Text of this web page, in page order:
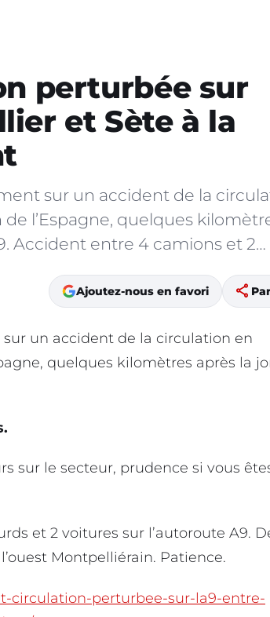
perturbée sur
et Sète à la
sur un accident de la
l’Espagne, quelques
Accident entre 4 camions et 2…
Ajoutez-nous en favori share
un accident de la circulation en
quelques kilomètres après la
sur le secteur, prudence si vous
et 2 voitures sur l’autoroute A9.
Montpelliérain. Patience.
circulation-perturbee-sur-la9-entre-